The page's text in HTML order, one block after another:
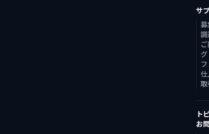
サ
調
ト
お